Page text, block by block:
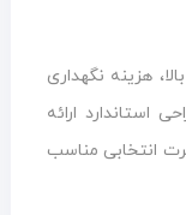
هزینه نگهداری
استاندارد ارائه
طوقه اسپرت انتخابی مناسب